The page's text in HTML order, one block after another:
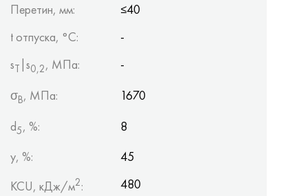
Перетин, мм:
≤40
t отпуска, °C:
-
sТ |s0,2, МПа:
-
σB, МПа:
1670
d5, %:
8
y, %:
45
KCU, кДж/м2: 480